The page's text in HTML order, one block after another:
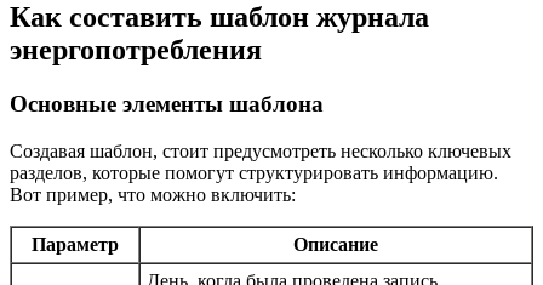
Как составить шаблон журнала
энергопотребления
Основные элементы шаблона
Создавая шаблон, стоит предусмотреть несколько ключевых
разделов, которые помогут структурировать информацию.
Вот пример, что можно включить:
Параметр Описание
День, когда была проведена запись